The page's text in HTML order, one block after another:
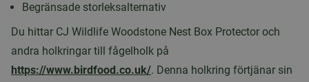
Begränsade storleksalternativ
Du hittar CJ Wildlife Woodstone Nest Box Protector och
andra holkringar till fågelholk på
https://www.birdfood.co.uk/. Denna holkring förtjänar sin